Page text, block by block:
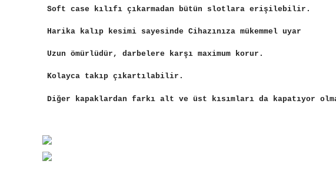
Soft case kılıfı çıkarmadan bütün slotlara erişilebilir.
Harika kalıp kesimi sayesinde Cihazınıza mükemmel uyar
Uzun ömürlüdür, darbelere karşı maximum korur.
Kolayca takıp çıkartılabilir.
Diğer kapaklardan farkı alt ve üst kısımları da kapatıyor